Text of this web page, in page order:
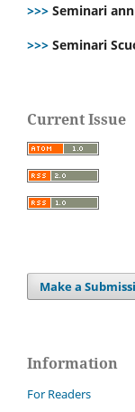
>>> Seminari
>>> Seminari
Current Issue
Make a
Information
For Readers